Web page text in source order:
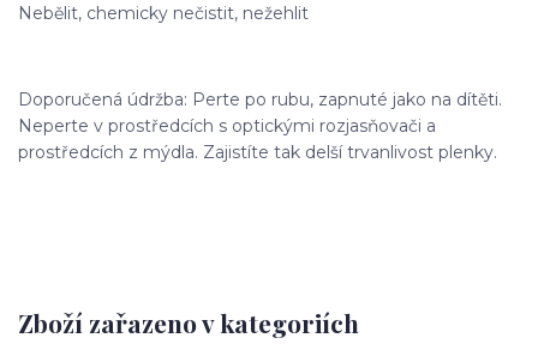
Nebělit, chemicky nečistit, nežehlit
Doporučená údržba: Perte po rubu, zapnuté jako na dítěti.
Neperte v prostředcích s optickými rozjasňovači a
prostředcích z mýdla. Zajistíte tak delší trvanlivost plenky.
Zboží zařazeno v kategoriích